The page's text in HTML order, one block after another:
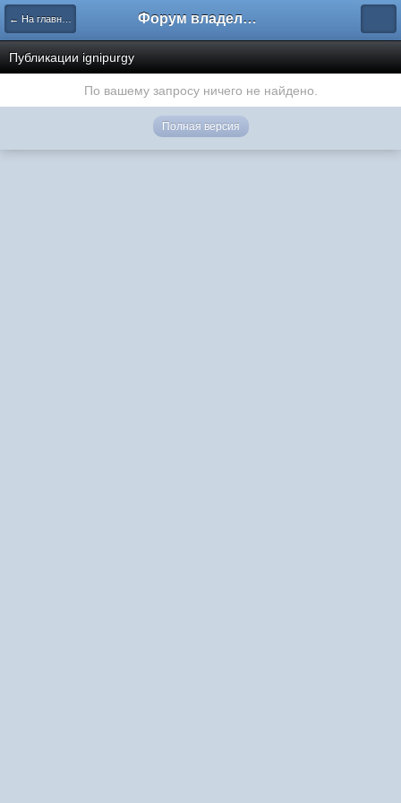
← На главную Форум владельцев интернет-магазинов
Публикации ignipurgy
По вашему запросу ничего не найдено.
Полная версия